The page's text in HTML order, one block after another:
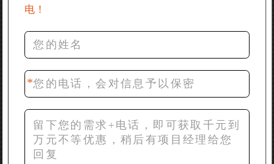
36分钟前 罗先生：每小时100吨左右的鄂破和反击破，
42分钟前 梁先生：膨润土磨到200目，用什么磨粉设
备？
电！